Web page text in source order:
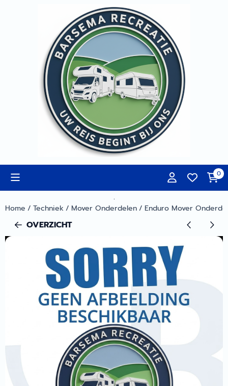
Cookievoorkeuren zijn momenteel gesloten.
0
.
Home / Techniek/ Mover Onderdelen/ Enduro Mover
OVERZICHT